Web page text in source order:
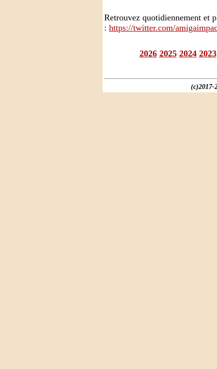
Retrouvez quotidiennement et
: https://twitter.com/
2026 2025 2024 2023
(c)2017-